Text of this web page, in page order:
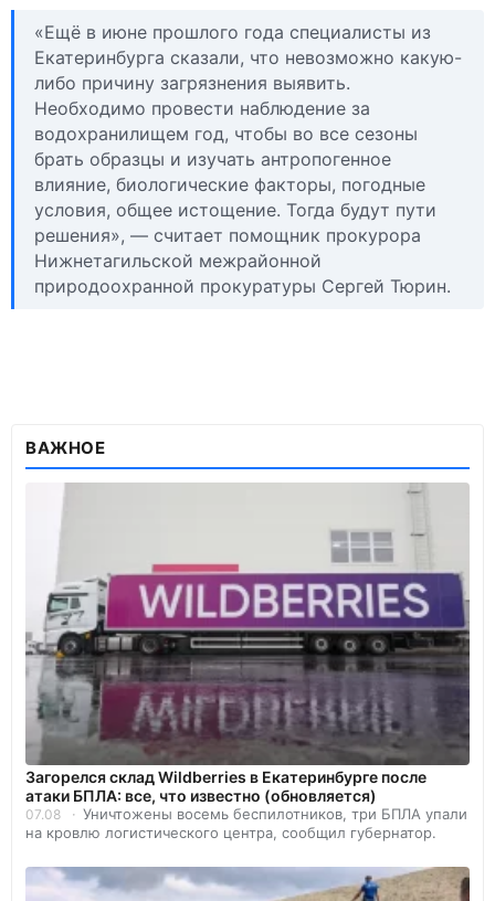
«Ещё в июне прошлого года специалисты из
Екатеринбурга сказали, что невозможно какую-
либо причину загрязнения выявить.
Необходимо провести наблюдение за
водохранилищем год, чтобы во все сезоны
брать образцы и изучать антропогенное
влияние, биологические факторы, погодные
условия, общее истощение. Тогда будут пути
решения», — считает помощник прокурора
Нижнетагильской межрайонной
природоохранной прокуратуры Сергей Тюрин.
ВАЖНОЕ
Загорелся склад Wildberries в Екатеринбурге после
атаки БПЛА: все, что известно (обновляется)
07.08
Уничтожены восемь беспилотников, три БПЛА упали
на кровлю логистического центра, сообщил губернатор.